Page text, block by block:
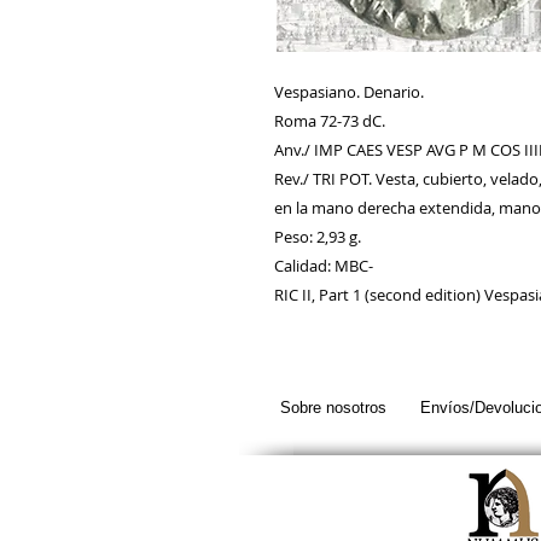
Vespasiano. Denario.
Roma 72-73 dC.
Anv./ IMP CAES VESP AVG P M
Rev./ TRI POT. Vesta, cubierto,
en la mano derecha extendida,
Peso: 2,93 g.
Calidad: MBC-
RIC II, Part 1 (second edition)
Sobre nosotros Envíos/